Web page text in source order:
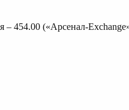
454.00 («Арсенал-